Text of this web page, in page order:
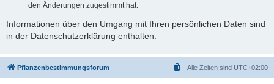
den Änderungen zugestimmt hat.
Informationen über den Umgang mit Ihren persönlichen Daten sind
in der Datenschutzerklärung enthalten.
Pflanzenbestimmungsforum Alle Zeiten sind UTC+02:00